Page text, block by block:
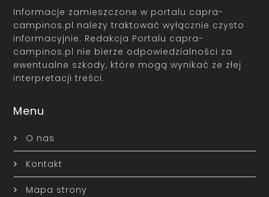
Informacje zamieszczone w portalu capra-
campinos.pl należy traktować wyłącznie czysto
informacyjnie. Redakcja Portalu capra-
campinos.pl nie bierze odpowiedzialności za
ewentualne szkody, które mogą wynikać ze złej
interpretacji treści.
Menu
O nas
Kontakt
Mapa strony